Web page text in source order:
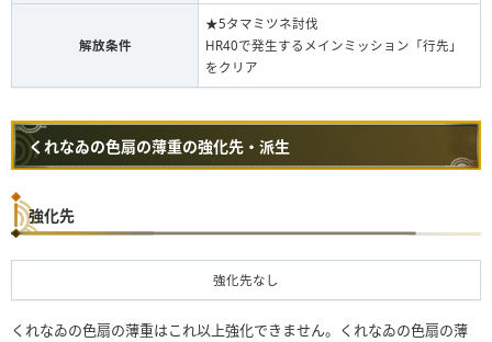
解放条件
★5タマミツネ討伐
HR40で発生するメインミッション「行先」
をクリア
くれなゐの色扇の薄重の強化先・派生
強化先
強化先なし
くれなゐの色扇の薄重はこれ以上強化できません。くれなゐの色扇の薄